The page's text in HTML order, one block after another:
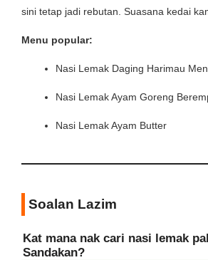
sini tetap jadi rebutan. Suasana kedai
Menu popular:
Nasi Lemak Daging Harimau
Nasi Lemak Ayam Goreng
Nasi Lemak Ayam Butter
Soalan Lazim
Kat mana nak cari nasi lemak
Sandakan?